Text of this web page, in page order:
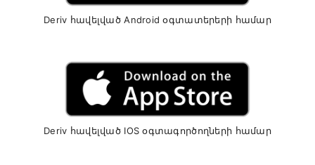
Deriv հավելված Android օգտատերերի համար
Deriv հավելված IOS օգտագործողների համար